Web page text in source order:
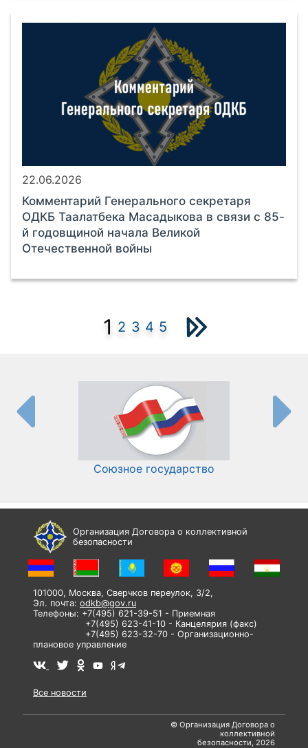
22.06.2026
Комментарий Генерального секретаря
ОДКБ Таалатбека Масадыкова в связи с 85-
й годовщиной начала Великой
Отечественной войны
1 2 3 4 5
Союзное государство
Организация Договора о коллективной
безопасности
101000, Москва, Сверчков переулок, 3/2,
Эл. почта: odkb@gov.ru
Телефоны: +7(495) 621-39-51 - Приемная
+7(495) 623-41-10 - Канцелярия (факс)
+7(495) 623-32-70 - Организационно-
плановое управление
Все новости
© Организация Договора о
коллективной
безопасности, 2026